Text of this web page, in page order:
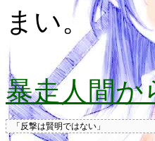
まい。
暴走人間か